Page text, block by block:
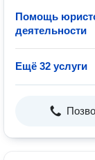
Помощь
деятельности
Ещё 32 услуги